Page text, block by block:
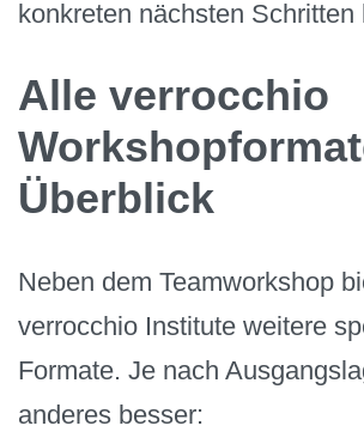
konkreten nächsten Schritten
Alle verrocchio
Überblick
Neben dem Teamworkshop
verrocchio Institute weitere
Formate. Je nach
anderes besser: